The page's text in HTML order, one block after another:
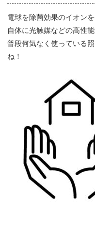
電球を除菌効果のイオン
自体に光触媒などの高性
普段何気なく使っている
ね！